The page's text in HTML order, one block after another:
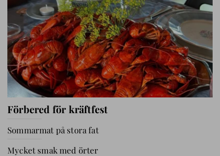
Förbered för kräftfest
Sommarmat på stora fat
Mycket smak med örter